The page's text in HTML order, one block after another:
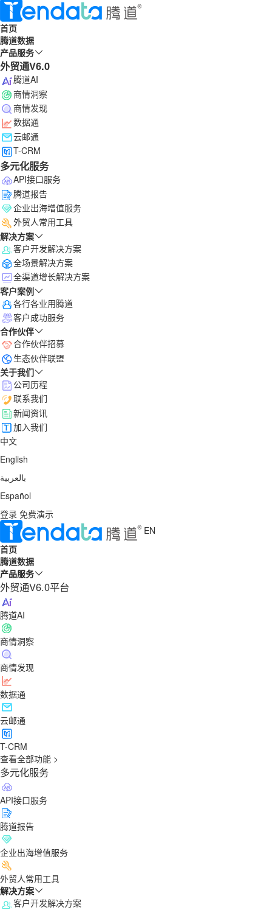
首页
腾道数据
产品服务
外贸通V6.0
腾道AI
商情洞察
商情发现
数据通
云邮通
T-CRM
多元化服务
API接口服务
腾道报告
企业出海增值服务
外贸人常用工具
解决方案
客户开发解决方案
全场景解决方案
全渠道增长解决方案
客户案例
各行各业用腾道
客户成功服务
合作伙伴
合作伙伴招募
生态伙伴联盟
关于我们
公司历程
联系我们
新闻资讯
加入我们
中文
English
بالعربية
Español
登录 免费演示
EN
首页
腾道数据
产品服务
外贸通V6.0平台
腾道AI
商情洞察
商情发现
数据通
云邮通
T-CRM
查看全部功能 >
多元化服务
API接口服务
腾道报告
企业出海增值服务
外贸人常用工具
解决方案
客户开发解决方案